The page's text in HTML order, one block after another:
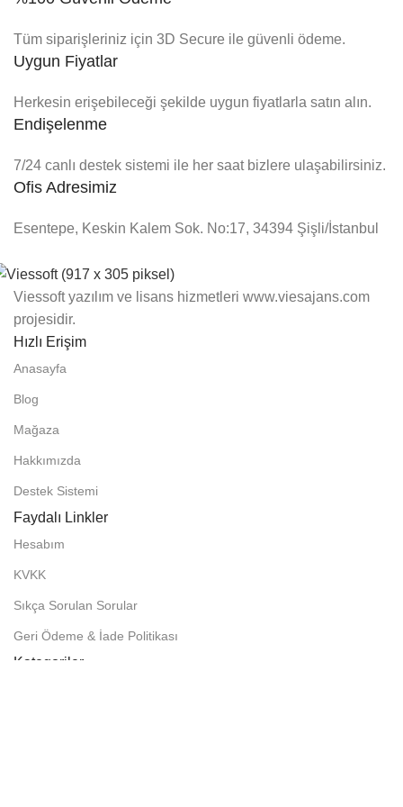
Tüm siparişleriniz için 3D Secure ile güvenli ödeme.
Uygun Fiyatlar
Herkesin erişebileceği şekilde uygun fiyatlarla satın alın.
Endişelenme
7/24 canlı destek sistemi ile her saat bizlere ulaşabilirsiniz.
Ofis Adresimiz
Esentepe, Keskin Kalem Sok. No:17, 34394 Şişli/İstanbul
Viessoft yazılım ve lisans hizmetleri www.viesajans.com
projesidir.
Hızlı Erişim
Anasayfa
Blog
Mağaza
Hakkımızda
Destek Sistemi
Faydalı Linkler
Hesabım
KVKK
Sıkça Sorulan Sorular
Geri Ödeme & İade Politikası
Kategoriler